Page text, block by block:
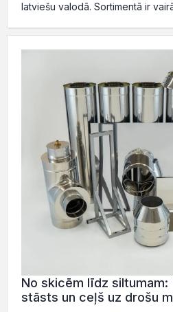
latviešu valodā. Sortimentā ir
No skicēm līdz siltumam:
stāsts un ceļš uz drošu